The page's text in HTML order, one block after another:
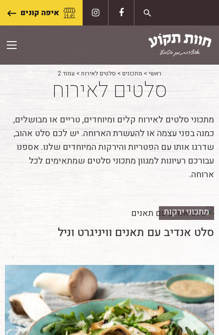
content
איפה קונים
ראשי > מתכונים > סלטים לאירוח > עמוד 2
סלטים לאירוח
מתכוני סלטים לאירוח קלים ומיוחדים, טריים או מבושלים,
כמנה בפני עצמה או להעשרת הארוחה. יש לכם סלט אהוב,
שדרגו אותו עם הפטריות והירקות המיוחדים שלנו. אספנו
עבורכם רעיונות למגוון מתכוני סלטים שמתאימים לכל
ארוחה.
מתכוני ירקות
סלט אנדיב עם תאנים וויניגרט וניל